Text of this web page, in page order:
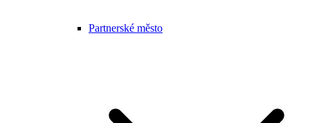
Partnerské město